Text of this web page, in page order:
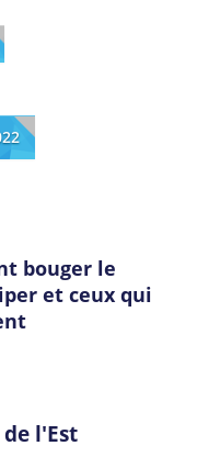
bouger le
et ceux qui
l'Est